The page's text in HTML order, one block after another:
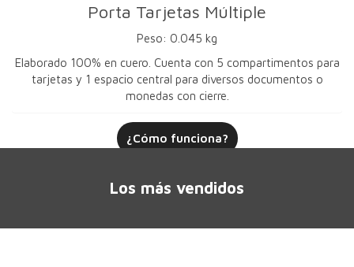
Porta Tarjetas Múltiple
Peso: 0.045 kg
Elaborado 100% en cuero. Cuenta con 5 compartimentos para
tarjetas y 1 espacio central para diversos documentos o
monedas con cierre.
¿Cómo funciona?
Los más vendidos